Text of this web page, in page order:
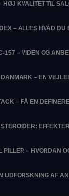
HØJ KVALITET TIL
– ALLES HVAD DU
157 – VIDEN OG
– EN
– FÅ EN
PILLER – HVORDAN
UDFORSKNING AF